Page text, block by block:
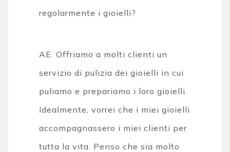
regolarmente i gioielli?
AE: Offriamo a molti clienti un
servizio di pulizia dei gioielli in cui
puliamo e prepariamo i loro gioielli.
Idealmente, vorrei che i miei gioielli
accompagnassero i miei clienti per
tutta la vita. Penso che sia molto